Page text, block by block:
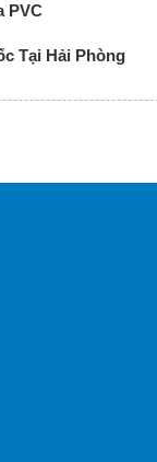
PVC
Tại Hải Phòng